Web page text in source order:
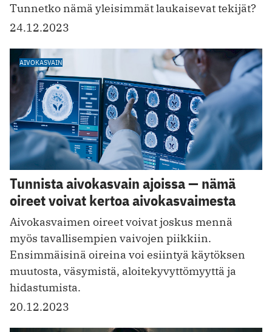
Tunnetko nämä yleisimmät laukaisevat tekijät?
24.12.2023
AIVOKASVAIN
Tunnista aivokasvain ajoissa — nämä
oireet voivat kertoa aivokasvaimesta
Aivokasvaimen oireet voivat joskus mennä
myös tavallisempien vaivojen piikkiin.
Ensimmäisinä oireina voi esiintyä käytöksen
muutosta, väsymistä, aloitekyvyttömyyttä ja
hidastumista.
20.12.2023